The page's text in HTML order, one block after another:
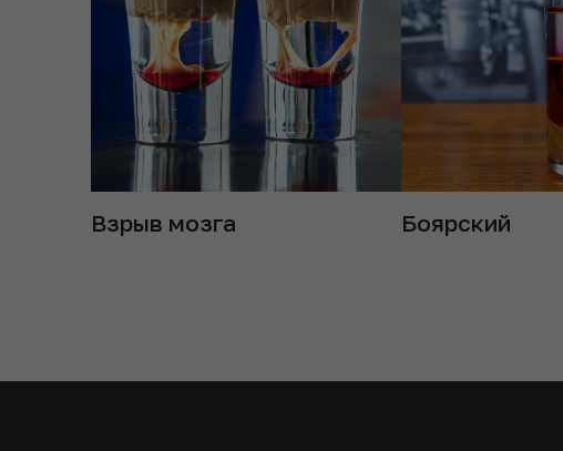
Взрыв мозга Боярский